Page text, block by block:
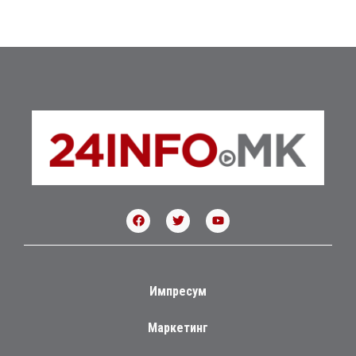
Импресум
Маркетинг